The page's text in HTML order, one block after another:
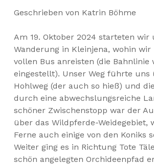
Geschrieben von Katrin Böhme
Am 19. Oktober 2024 starteten wir
Wanderung in Kleinjena, wohin
vollen Bus anreisten (die Bahnlinie
eingestellt). Unser Weg führte uns
Hohlweg (der auch so hieß) und
durch eine abwechslungsreiche
schöner Zwischenstopp war der
über das Wildpferde-Weidegebiet,
Ferne auch einige von den Koniks
Weiter ging es in Richtung Tote
schön angelegten Orchideenpfad